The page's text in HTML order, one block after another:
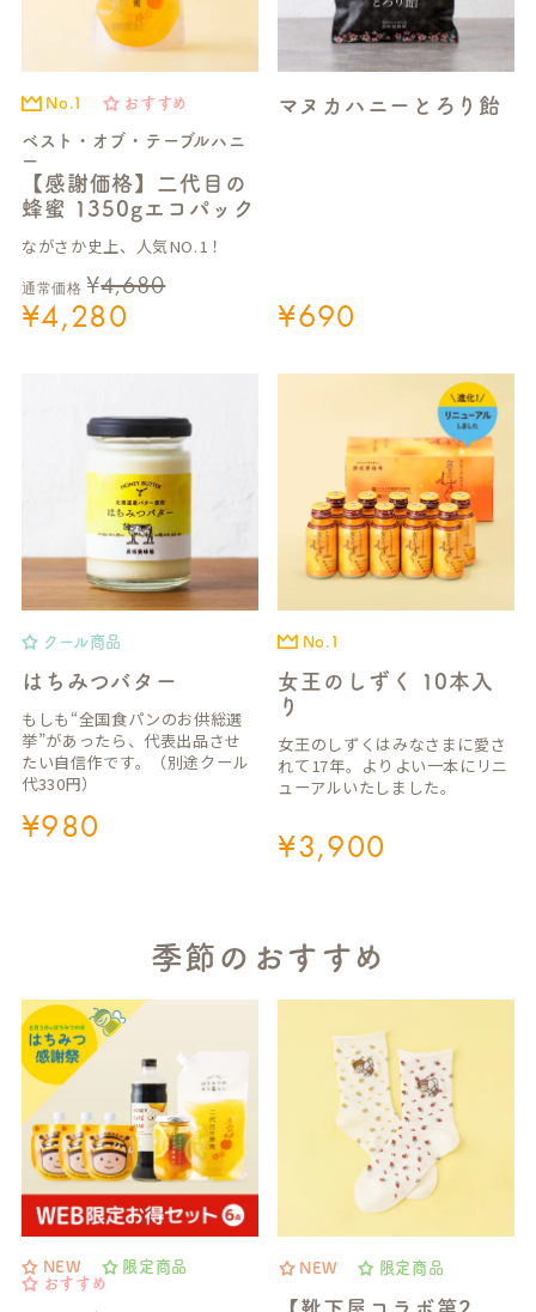
No.1 おすすめ
ベスト・オブ・テーブルハニ
ー
【感謝価格】二代目の
蜂蜜 1350gエコパック
ながさか史上、人気NO.1！
通常価格 ¥4,680
¥4,280
マヌカハニーとろり飴
¥690
クール商品
はちみつバター
もしも“全国食パンのお供総選
挙”があったら、代表出品させ
たい自信作です。（別途クール
代330円）
¥980
No.1
女王のしずく 10本入
り
女王のしずくはみなさまに愛さ
れて17年。よりよい一本にリニ
ューアルいたしました。
¥3,900
季節のおすすめ
NEW
限定商品
おすすめ
NEW 限定商品